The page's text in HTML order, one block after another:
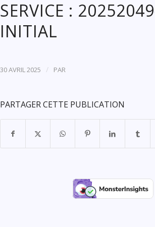
SERVICE :
INITIAL
30 AVRIL 2025 / PAR
PARTAGER CETTE PUBLICATION